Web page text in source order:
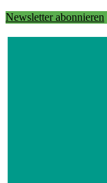
Newsletter abonnieren